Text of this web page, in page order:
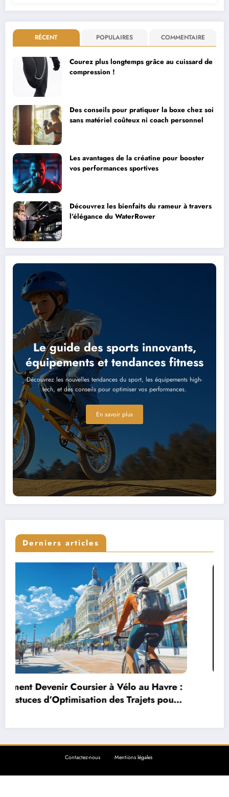
RÉCENT POPULAIRES COMMENTAIRE
Courez plus longtemps grâce au cuissard de
compression !
Des conseils pour pratiquer la boxe chez soi
sans matériel coûteux ni coach personnel
Les avantages de la créatine pour booster
vos performances sportives
Découvrez les bienfaits du rameur à travers
l’élégance du WaterRower
Le guide des sports innovants,
équipements et tendances fitness
Découvrez les nouvelles tendances du sport, les équipements high-
tech, et des conseils pour optimiser vos performances.
En savoir plus
Derniers articles
Peut-on changer de morphotype ?
Contactez-nous Mentions légales